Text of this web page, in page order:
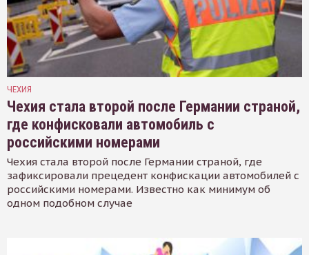
ЧЕХИЯ
Чехия стала второй после Германии страной,
где конфисковали автомобиль с
российскими номерами
Чехия стала второй после Германии страной, где
зафиксировали прецедент конфискации автомобилей с
российскими номерами. Известно как минимум об
одном подобном случае